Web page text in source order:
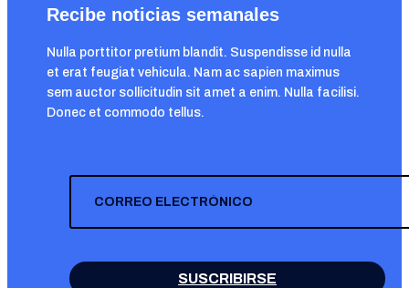
Recibe noticias semanales
Nulla porttitor pretium blandit. Suspendisse id nulla
et erat feugiat vehicula. Nam ac sapien maximus
sem auctor sollicitudin sit amet a enim. Nulla facilisi.
Donec et commodo tellus.
SUSCRIBIRSE